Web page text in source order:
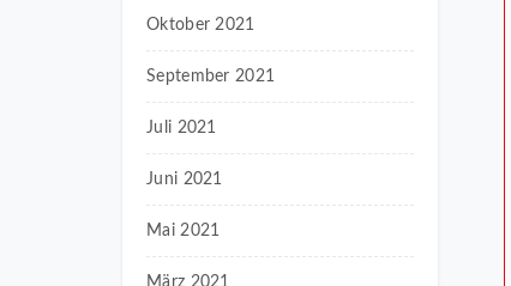
Oktober 2021
September 2021
Juli 2021
Juni 2021
Mai 2021
März 2021